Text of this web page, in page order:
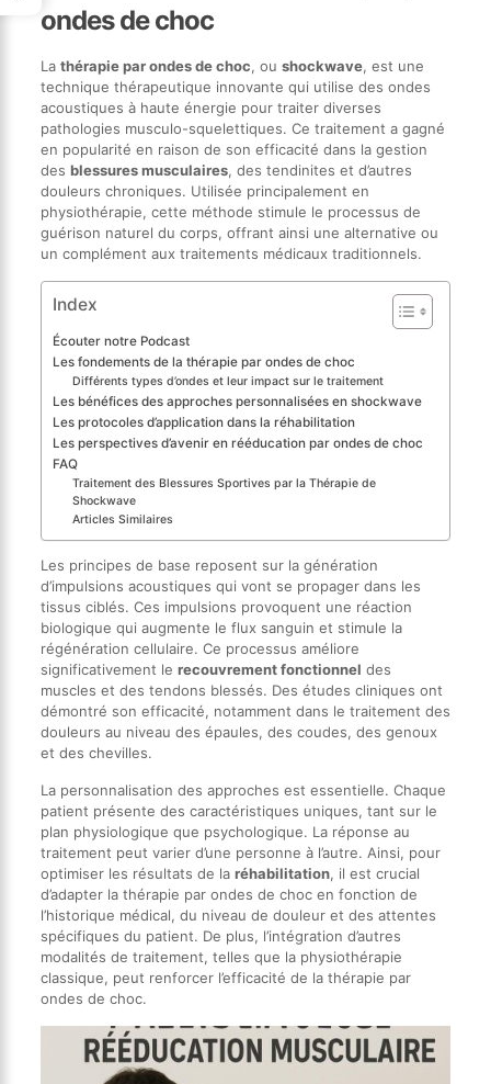
ondes de choc
La thérapie par ondes de choc, ou shockwave, est une
technique thérapeutique innovante qui utilise des ondes
acoustiques à haute énergie pour traiter diverses
pathologies musculo-squelettiques. Ce traitement a gagné
en popularité en raison de son efficacité dans la gestion
des blessures musculaires, des tendinites et d’autres
douleurs chroniques. Utilisée principalement en
physiothérapie, cette méthode stimule le processus de
guérison naturel du corps, offrant ainsi une alternative ou
un complément aux traitements médicaux traditionnels.
Index
Écouter notre Podcast
Les fondements de la thérapie par ondes de choc
Différents types d’ondes et leur impact sur le traitement
Les bénéfices des approches personnalisées en shockwave
Les protocoles d’application dans la réhabilitation
Les perspectives d’avenir en rééducation par ondes de choc
FAQ
Traitement des Blessures Sportives par la Thérapie de
Shockwave
Articles Similaires
Les principes de base reposent sur la génération
d’impulsions acoustiques qui vont se propager dans les
tissus ciblés. Ces impulsions provoquent une réaction
biologique qui augmente le flux sanguin et stimule la
régénération cellulaire. Ce processus améliore
significativement le recouvrement fonctionnel des
muscles et des tendons blessés. Des études cliniques ont
démontré son efficacité, notamment dans le traitement des
douleurs au niveau des épaules, des coudes, des genoux
et des chevilles.
La personnalisation des approches est essentielle. Chaque
patient présente des caractéristiques uniques, tant sur le
plan physiologique que psychologique. La réponse au
traitement peut varier d’une personne à l’autre. Ainsi, pour
optimiser les résultats de la réhabilitation, il est crucial
d’adapter la thérapie par ondes de choc en fonction de
l’historique médical, du niveau de douleur et des attentes
spécifiques du patient. De plus, l’intégration d’autres
modalités de traitement, telles que la physiothérapie
classique, peut renforcer l’efficacité de la thérapie par
ondes de choc.